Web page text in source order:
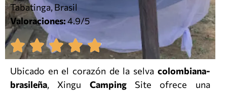
Tabatinga, Brasil
Valoraciones:4.9/5
Ubicado en el corazón de la selva colombiana-
brasileña, Xingu CampingSite ofrece una